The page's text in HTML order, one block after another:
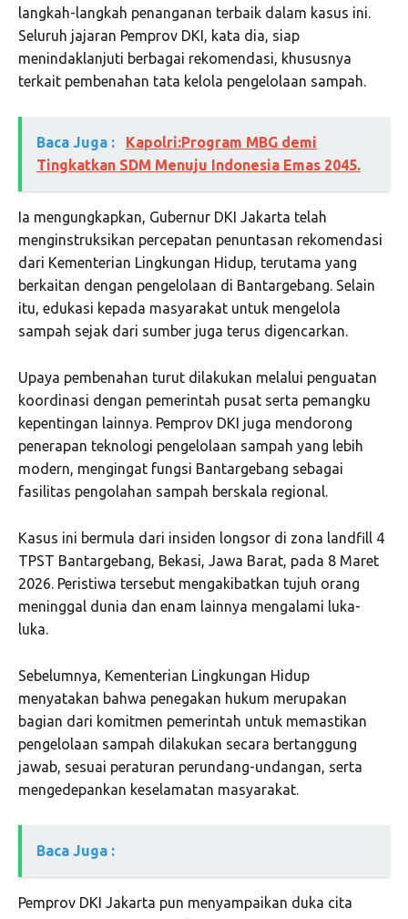
langkah-langkah penanganan terbaik dalam kasus ini.
Seluruh jajaran Pemprov DKI, kata dia, siap
menindaklanjuti berbagai rekomendasi, khususnya
terkait pembenahan tata kelola pengelolaan sampah.
Baca Juga :
Kapolri:Program MBG demi
Tingkatkan SDM Menuju Indonesia Emas 2045.
Ia mengungkapkan, Gubernur DKI Jakarta telah
menginstruksikan percepatan penuntasan rekomendasi
dari Kementerian Lingkungan Hidup, terutama yang
berkaitan dengan pengelolaan di Bantargebang. Selain
itu, edukasi kepada masyarakat untuk mengelola
sampah sejak dari sumber juga terus digencarkan.
Upaya pembenahan turut dilakukan melalui penguatan
koordinasi dengan pemerintah pusat serta pemangku
kepentingan lainnya. Pemprov DKI juga mendorong
penerapan teknologi pengelolaan sampah yang lebih
modern, mengingat fungsi Bantargebang sebagai
fasilitas pengolahan sampah berskala regional.
Kasus ini bermula dari insiden longsor di zona landfill 4
TPST Bantargebang, Bekasi, Jawa Barat, pada 8 Maret
2026. Peristiwa tersebut mengakibatkan tujuh orang
meninggal dunia dan enam lainnya mengalami luka-
luka.
Sebelumnya, Kementerian Lingkungan Hidup
menyatakan bahwa penegakan hukum merupakan
bagian dari komitmen pemerintah untuk memastikan
pengelolaan sampah dilakukan secara bertanggung
jawab, sesuai peraturan perundang-undangan, serta
mengedepankan keselamatan masyarakat.
Baca Juga :
Pemprov DKI Jakarta pun menyampaikan duka cita